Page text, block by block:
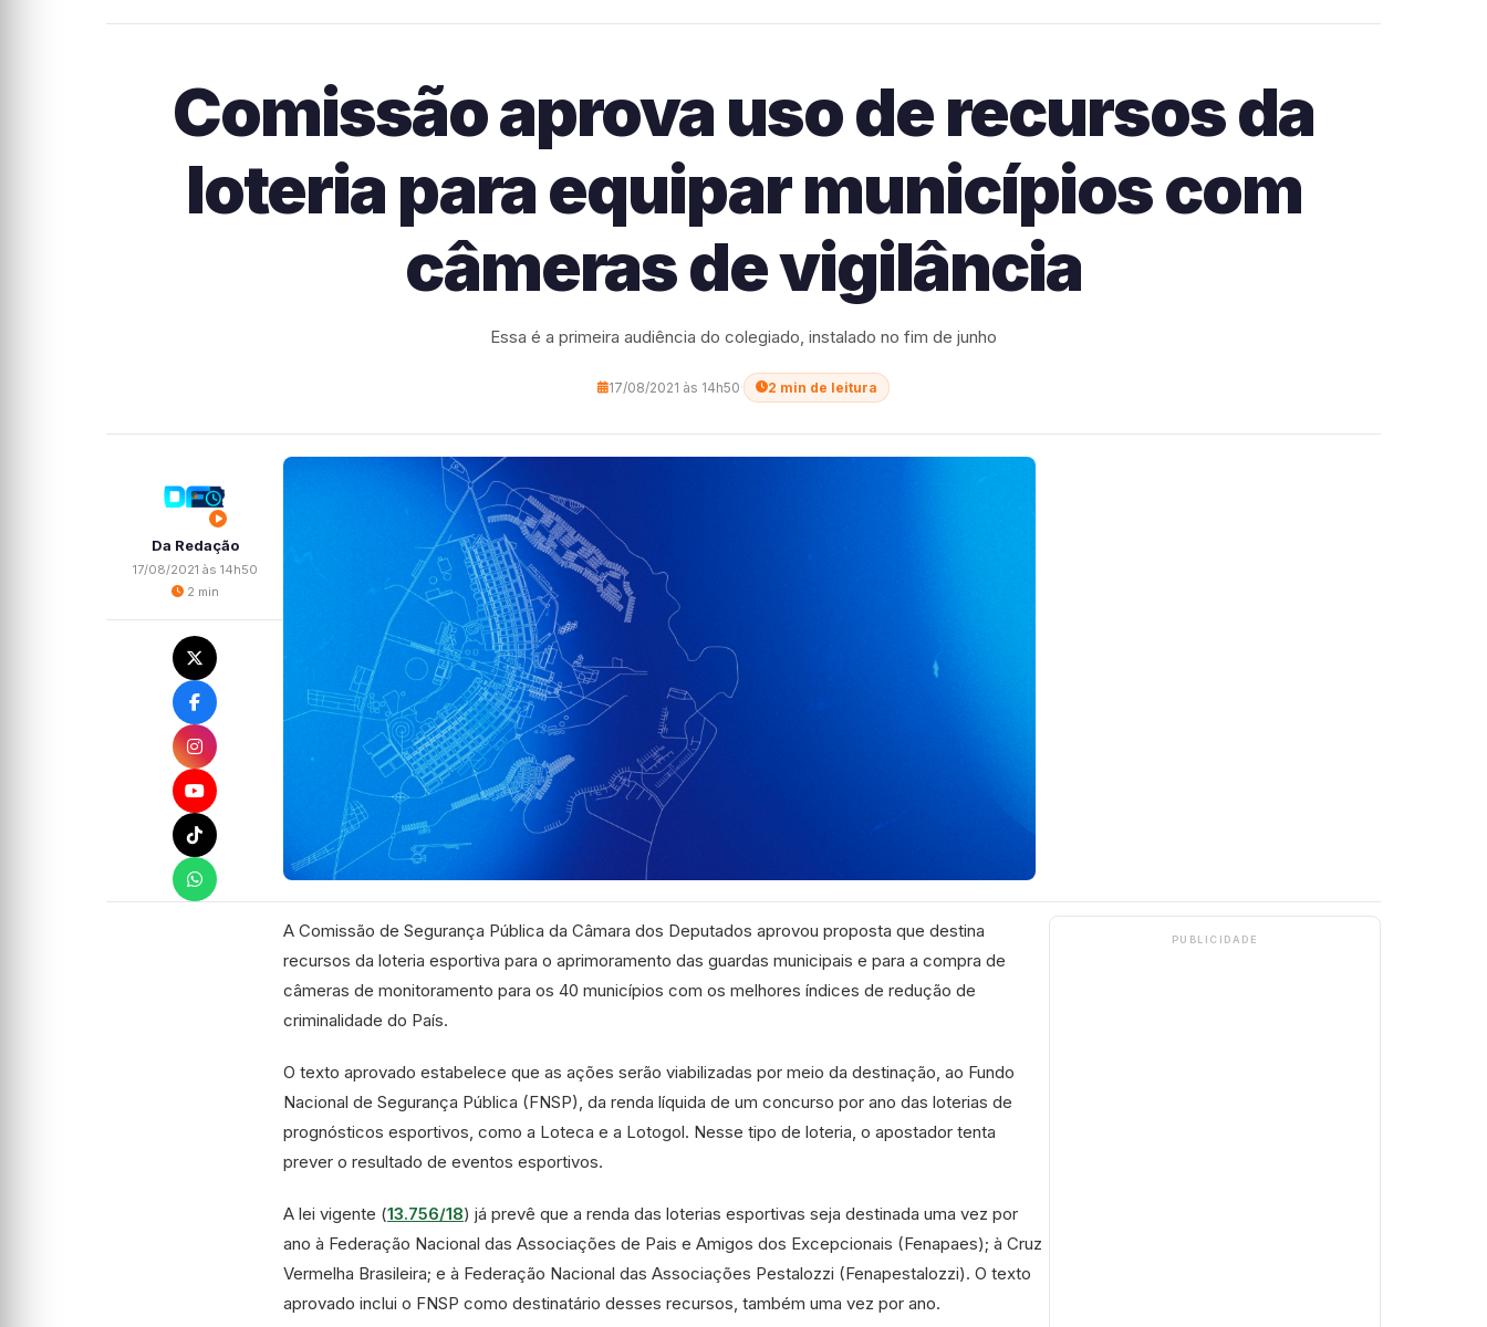
Comissão aprova uso de recursos da
loteria para equipar municípios com
câmeras de vigilância
Essa é a primeira audiência do colegiado, instalado no fim de junho
17/08/2021 às 14h50· 2 min de leitura
Da Redação
17/08/2021 às 14h50
2 min
A Comissão de Segurança Pública da Câmara dos Deputados aprovou proposta que destina
recursos da loteria esportiva para o aprimoramento das guardas municipais e para a compra de
câmeras de monitoramento para os 40 municípios com os melhores índices de redução de
criminalidade do País.
O texto aprovado estabelece que as ações serão viabilizadas por meio da destinação, ao Fundo
Nacional de Segurança Pública (FNSP), da renda líquida de um concurso por ano das loterias de
prognósticos esportivos, como a Loteca e a Lotogol. Nesse tipo de loteria, o apostador tenta
prever o resultado de eventos esportivos.
A lei vigente (13.756/18) já prevê que a renda das loterias esportivas seja destinada uma vez por
ano à Federação Nacional das Associações de Pais e Amigos dos Excepcionais (Fenapaes); à Cruz
Vermelha Brasileira; e à Federação Nacional das Associações Pestalozzi (Fenapestalozzi). O texto
aprovado inclui o FNSP como destinatário desses recursos, também uma vez por ano.
PUBLICIDADE